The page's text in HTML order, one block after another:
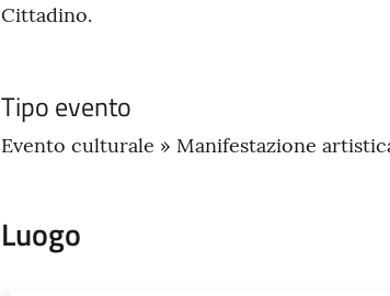
Cittadino.
Tipo evento
Evento culturale » Manifestazione
Luogo